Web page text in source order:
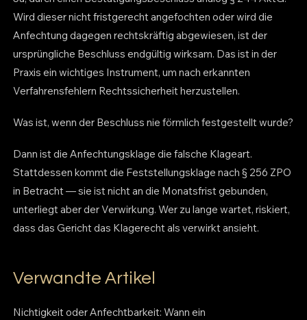
Wird dieser nicht fristgerecht angefochten oder wird die
Anfechtung dagegen rechtskräftig abgewiesen, ist der
ursprüngliche Beschluss endgültig wirksam. Das ist in der
Praxis ein wichtiges Instrument, um nach erkannten
Verfahrensfehlern Rechtssicherheit herzustellen.
Was ist, wenn der Beschluss nie förmlich festgestellt wurde?
Dann ist die Anfechtungsklage die falsche Klageart.
Stattdessen kommt die Feststellungsklage nach § 256 ZPO
in Betracht — sie ist nicht an die Monatsfrist gebunden,
unterliegt aber der Verwirkung. Wer zu lange wartet, riskiert,
dass das Gericht das Klagerecht als verwirkt ansieht.
Verwandte Artikel
Nichtigkeit oder Anfechtbarkeit: Wann ein